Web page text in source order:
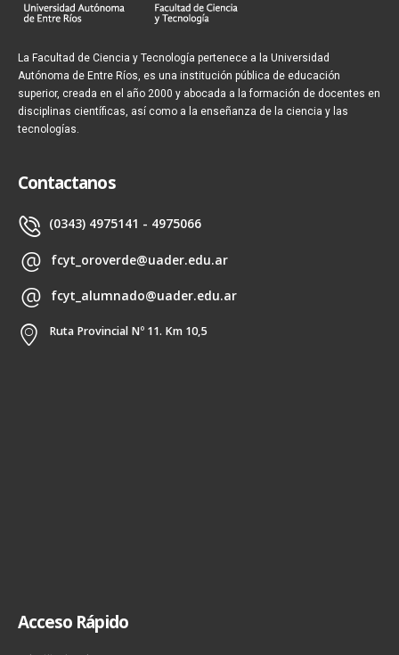
La Facultad de Ciencia y Tecnología pertenece a la Universidad
Autónoma de Entre Ríos, es una institución pública de educación
superior, creada en el año 2000 y abocada a la formación de docentes en
disciplinas científicas, así como a la enseñanza de la ciencia y las
tecnologías.
Contactanos
(0343) 4975141 - 4975066
fcyt_oroverde@uader.edu.ar
fcyt_alumnado@uader.edu.ar
Ruta Provincial Nº 11. Km 10,5
Acceso Rápido